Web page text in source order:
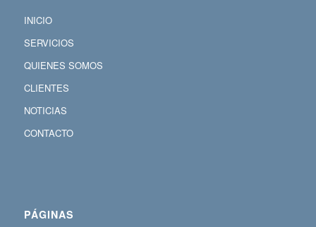
INICIO
SERVICIOS
QUIENES SOMOS
CLIENTES
NOTICIAS
CONTACTO
PÁGINAS